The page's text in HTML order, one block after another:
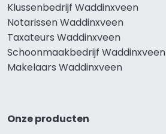
Klussenbedrijf Waddinxveen
Notarissen Waddinxveen
Taxateurs Waddinxveen
Schoonmaakbedrijf Waddinxveen
Makelaars Waddinxveen
Onze producten